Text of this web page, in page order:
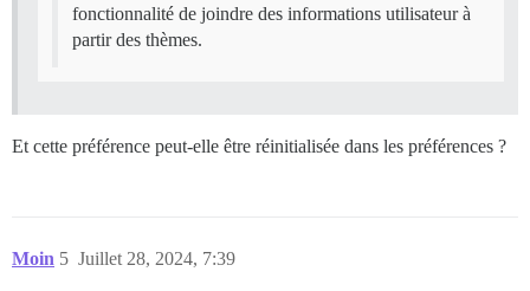
fonctionnalité de joindre des informations utilisateur à
partir des thèmes.
Et cette préférence peut-elle être réinitialisée dans les préférences ?
Moin Juillet 28, 2024, 7:39
5